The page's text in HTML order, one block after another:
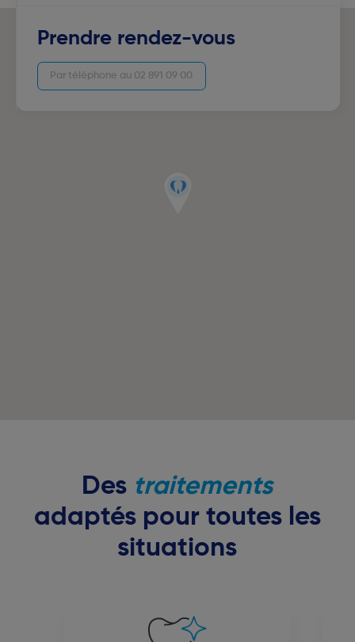
Prendre rendez-vous
Par téléphone au 02 891 09 00
Des traitements
adaptés pour toutes les
situations